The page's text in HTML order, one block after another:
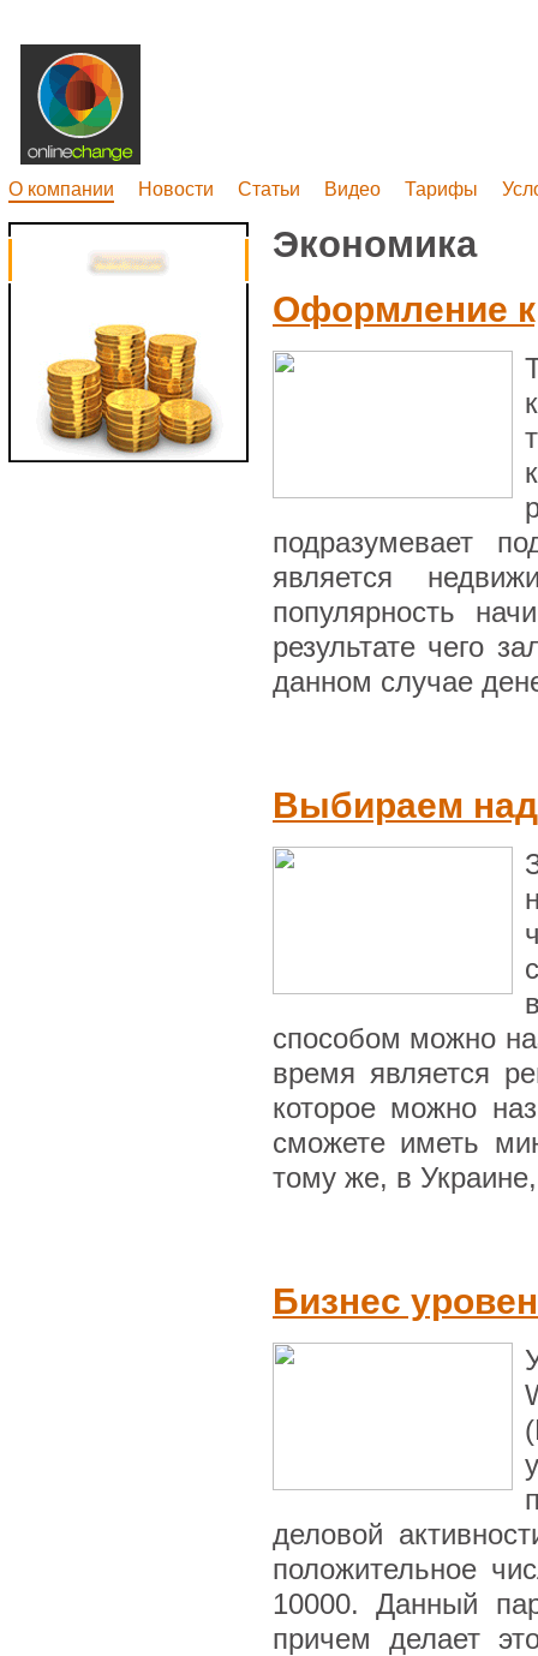
О компании Новости Статьи Видео Тарифы
Экономика
Оформление
подразумевает
является
популярность
результате чего
данном случае
Выбираем
способом можно
время является
которое можно
сможете иметь
тому же, в
Бизнес
деловой
положительное
10000. Данный
причем делает